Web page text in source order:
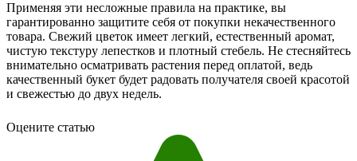
Применяя эти несложные правила на практике, вы
гарантированно защитите себя от покупки некачественного
товара. Свежий цветок имеет легкий, естественный аромат,
чистую текстуру лепестков и плотный стебель. Не стесняйтесь
внимательно осматривать растения перед оплатой, ведь
качественный букет будет радовать получателя своей красотой
и свежестью до двух недель.
Оцените статью